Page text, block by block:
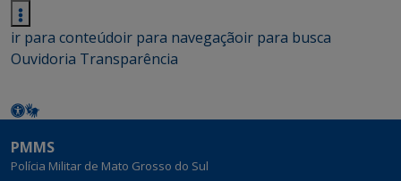
ir para conteúdoir para navegaçãoir para busca
Ouvidoria Transparência
PMMS
Polícia Militar de Mato Grosso do Sul